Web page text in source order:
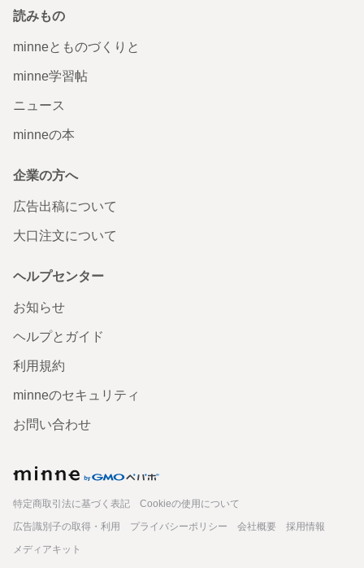
読みもの
minneとものづくりと
minne学習帖
ニュース
minneの本
企業の方へ
広告出稿について
大口注文について
ヘルプセンター
お知らせ
ヘルプとガイド
利用規約
minneのセキュリティ
お問い合わせ
特定商取引法に基づく表記
Cookieの使用について
広告識別子の取得・利用
プライバシーポリシー 会社概要
採用情報
メディアキット